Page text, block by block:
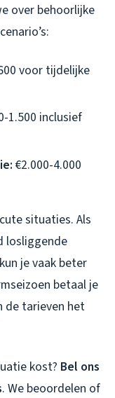
over behoorlijke
voor tijdelijke
1.500 inclusief
€2.000-4.000
situaties. Als
losliggende
je vaak beter
betaal je
de tarieven het
kost? Bel ons
. We beoordelen of